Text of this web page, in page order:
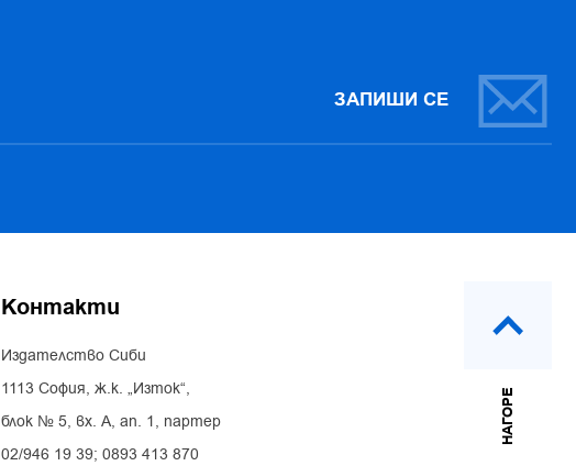
ЗАПИШИ СЕ
Контакти
Издателство Сиби
1113 София, ж.к. „Изток“,
блок № 5, вх. А, ап. 1, партер
02/946 19 39; 0893 413 870
НАГОРЕ